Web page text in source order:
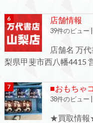
店舗情報
39件のビュー
店舗名 万
梨県甲斐市西八幡4415
■おもちゃ
38件のビュー
★買取情